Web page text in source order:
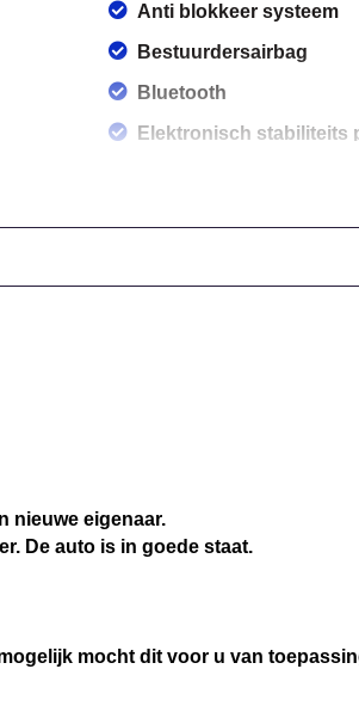
Anti blokkeer systeem
Bestuurdersairbag
Bluetooth
Elektronisch stabiliteits
nieuwe eigenaar.
De auto is in goede staat.
mocht dit voor u van